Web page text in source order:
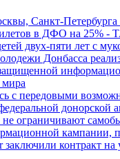
Санкт-
в ДФО на 25% -
двух-пяти лет с
Донбасса
защищенной
мира
с передовыми
донорской
ограничивают
кампании,
контракт